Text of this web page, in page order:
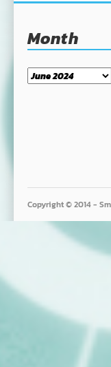
Month
Month
Copyright © 2014 -